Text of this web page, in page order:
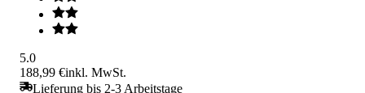
5.0
188,99 €inkl. MwSt.
Lieferung bis 2-3 Arbeitstage